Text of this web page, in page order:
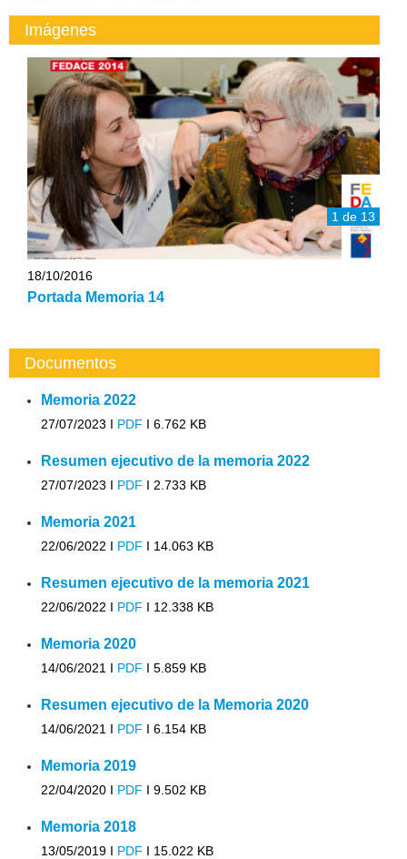
Imágenes
1 de 13
18/10/2016
Portada Memoria 14
Documentos
Memoria 2022
27/07/2023 I PDF I 6.762 KB
Resumen ejecutivo de la memoria 2022
27/07/2023 I PDF I 2.733 KB
Memoria 2021
22/06/2022 I PDF I 14.063 KB
Resumen ejecutivo de la memoria 2021
22/06/2022 I PDF I 12.338 KB
Memoria 2020
14/06/2021 I PDF I 5.859 KB
Resumen ejecutivo de la Memoria 2020
14/06/2021 I PDF I 6.154 KB
Memoria 2019
22/04/2020 I PDF I 9.502 KB
Memoria 2018
13/05/2019 I PDF I 15.022 KB